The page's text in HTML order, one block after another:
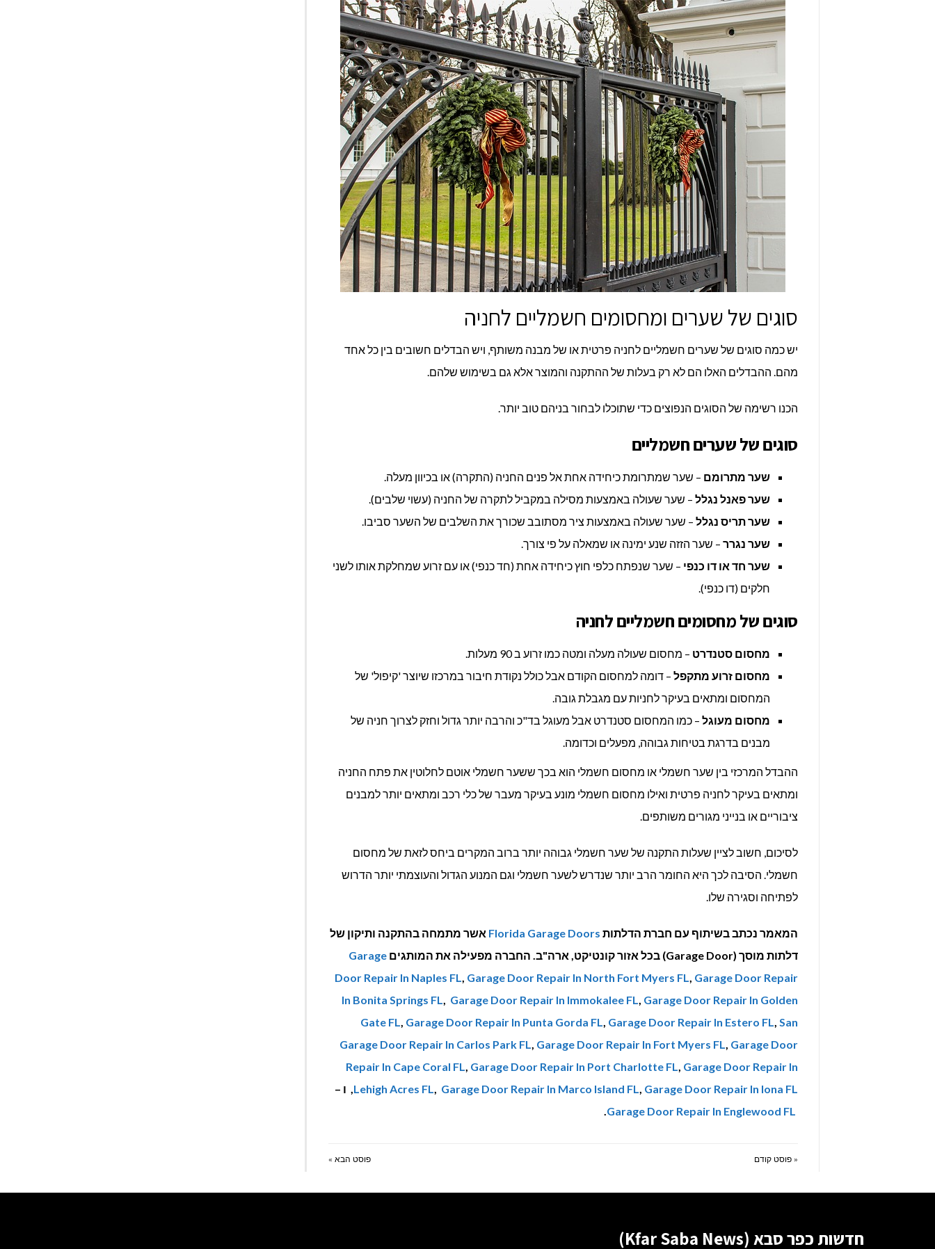
סוגים של שערים ומחסומים חשמליים לחניה
יש כמה סוגים של שערים חשמליים לחניה פרטית או של מבנה משותף, ויש הבדלים חשובים בין כל אחד
מהם. ההבדלים האלו הם לא רק בעלות של ההתקנה והמוצר אלא גם בשימוש שלהם.
הכנו רשימה של הסוגים הנפוצים כדי שתוכלו לבחור בניהם טוב יותר.
סוגים של שערים חשמליים
שער מתרומם – שער שמתרומת כיחידה אחת אל פנים החניה (התקרה) או בכיוון מעלה.
שער פאנל נגלל – שער שעולה באמצעות מסילה במקביל לתקרה של החניה (עשוי שלבים).
שער תריס נגלל – שער שעולה באמצעות ציר מסתובב שכורך את השלבים של השער סביבו.
שער נגרר – שער הזזה שנע ימינה או שמאלה על פי צורך.
שער חד או דו כנפי – שער שנפתח כלפי חוץ כיחידה אחת (חד כנפי) או עם זרוע שמחלקת אותו לשני
חלקים (דו כנפי).
סוגים של מחסומים חשמליים לחניה
מחסום סטנדרט – מחסום שעולה מעלה ומטה כמו זרוע ב 90 מעלות.
מחסום זרוע מתקפל – דומה למחסום הקודם אבל כולל נקודת חיבור במרכזו שיוצר 'קיפול' של
המחסום ומתאים בעיקר לחניות עם מגבלת גובה.
מחסום מעוגל – כמו המחסום סטנדרט אבל מעוגל בד"כ והרבה יותר גדול וחזק לצרוך חניה של
מבנים בדרגת בטיחות גבוהה, מפעלים וכדומה.
ההבדל המרכזי בין שער חשמלי או מחסום חשמלי הוא בכך ששער חשמלי אוטם לחלוטין את פתח החניה
ומתאים בעיקר לחניה פרטית ואילו מחסום חשמלי מונע בעיקר מעבר של כלי רכב ומתאים יותר למבנים
ציבוריים או בנייני מגורים משותפים.
לסיכום, חשוב לציין שעלות התקנה של שער חשמלי גבוהה יותר ברוב המקרים ביחס לזאת של מחסום
חשמלי. הסיבה לכך היא החומר הרב יותר שנדרש לשער חשמלי וגם המנוע הגדול והעוצמתי יותר הדרוש
לפתיחה וסגירה שלו.
המאמר נכתב בשיתוף עם חברת הדלתות Florida Garage Doors אשר מתמחה בהתקנה ותיקון של
דלתות מוסך (Garage Door) בכל אזור קונטיקט, ארה"ב. החברה מפעילה את המותגים
Garage
Door Repair In Naples FL, Garage Door Repair In North Fort Myers FL, Garage Door Repair
In Bonita Springs FL, Garage Door Repair In Immokalee FL, Garage Door Repair In Golden
Gate FL, Garage Door Repair In Punta Gorda FL, Garage Door Repair In Estero FL, San
Garage Door Repair In Carlos Park FL, Garage Door Repair In Fort Myers FL, Garage Door
Repair In Cape Coral FL, Garage Door Repair In Port Charlotte FL, Garage Door Repair In
Lehigh Acres FL, Garage Door Repair In Marco Island FL, Garage Door Repair In Iona FL
, ו –
Garage Door Repair In Englewood FL
.
« פוסט קודם פוסט הבא »
חדשות כפר סבא (Kfar Saba News)